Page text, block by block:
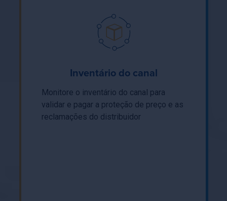
Inventário do canal
Monitore o inventário do canal para
validar e pagar a proteção de preço e as
reclamações do distribuidor